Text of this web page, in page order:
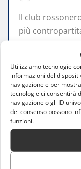
Utilizziamo tecnologie
informazioni del
navigazione e per
tecnologie ci consentirà
navigazione o gli ID
del consenso possono
funzioni.
Il club
più
LEGGI TUTTO